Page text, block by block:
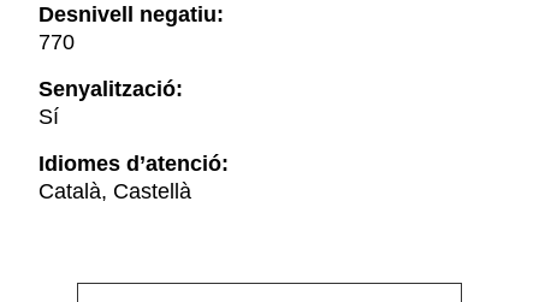
Desnivell negatiu:
770
Senyalització:
Sí
Idiomes d’atenció:
Català, Castellà